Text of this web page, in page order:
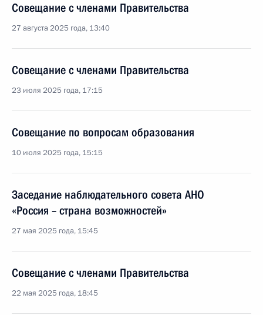
Совещание с членами Правительства
27 августа 2025 года, 13:40
Совещание с членами Правительства
23 июля 2025 года, 17:15
Совещание по вопросам образования
10 июля 2025 года, 15:15
Заседание наблюдательного совета АНО
«Россия – страна возможностей»
27 мая 2025 года, 15:45
Совещание с членами Правительства
22 мая 2025 года, 18:45